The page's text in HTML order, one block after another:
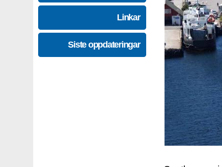
Linkar
Siste oppdateringar